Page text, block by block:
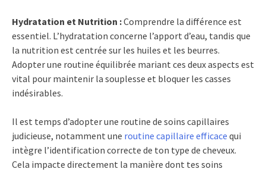
Hydratation et Nutrition :Comprendre la différence est
essentiel. L’hydratation concerne l’apport d’eau, tandis que
la nutrition est centrée sur les huiles et les beurres.
Adopter une routine équilibrée mariant ces deux aspects est
vital pour maintenir la souplesse et bloquer les casses
indésirables.
Il est temps d’adopter une routine de soins capillaires
judicieuse, notamment une routine capillaire efficace qui
intègre l’identification correcte de ton type de cheveux.
Cela impacte directement la manière dont tes soins